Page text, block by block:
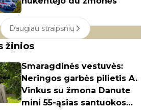
Daugiau straipsnių
žinios
Smaragdinės vestuvės:
Neringos garbės pilietis A.
Vinkus su žmona Danute
mini 55-ąsias santuokos